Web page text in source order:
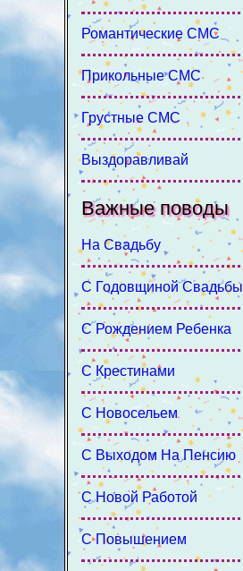
Романтические СМС
Прикольные СМС
Грустные СМС
Выздоравливай
Важные поводы
На Свадьбу
С Годовщиной Свадьбы
С Рождением Ребенка
С Крестинами
С Новосельем
С Выходом На Пенсию
С Новой Работой
С Повышением